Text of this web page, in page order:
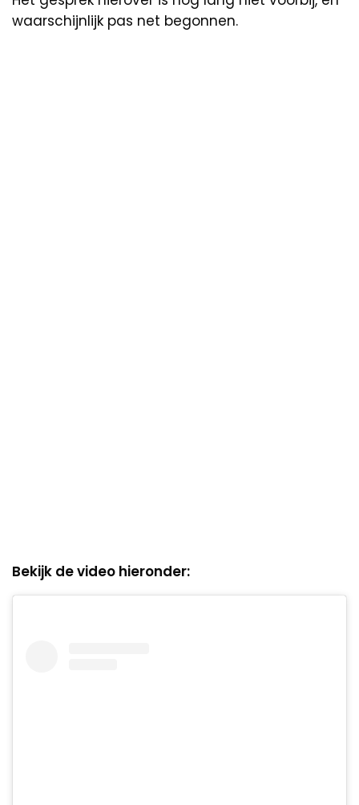
waarschijnlijk pas net begonnen.
Bekijk de video hieronder: